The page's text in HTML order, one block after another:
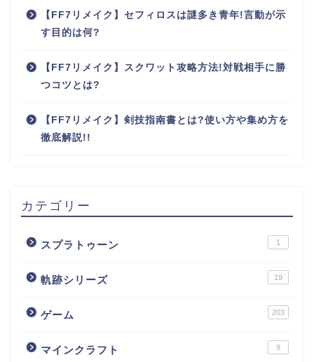
【FF7リメイク】セフィロスは謎多き青年!言動が示
す目的は何?
【FF7リメイク】スクワット攻略方法!対戦相手に勝
つコツとは?
【FF7リメイク】剣技指南書とは?使い方や集め方を
徹底解説!!
カテゴリー
スプラトゥーン 1
軌跡シリーズ 19
ゲーム 203
マインクラフト 9